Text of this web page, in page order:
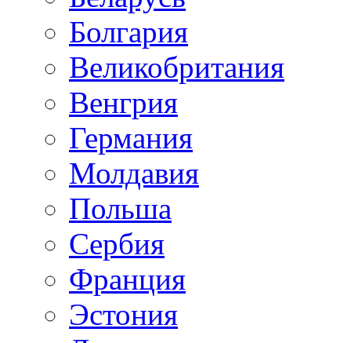
Болгария
Великобритания
Венгрия
Германия
Молдавия
Польша
Сербия
Франция
Эстония